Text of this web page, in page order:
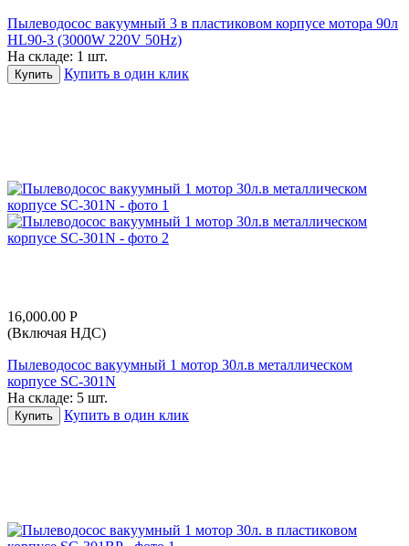
Пылеводосос вакуумный 3 в пластиковом корпусе мотора 90л
HL90-3 (3000W 220V 50Hz)
На складе: 1 шт.
Купить Купить в один клик
16,000.00 Р
(Включая НДС)
Пылеводосос вакуумный 1 мотор 30л.в металлическом
корпусе SC-301N
На складе: 5 шт.
Купить Купить в один клик